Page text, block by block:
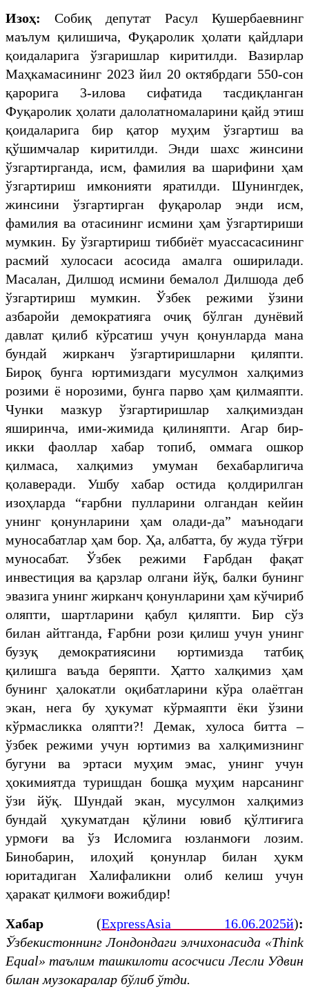
Изоҳ: Собиқ депутат Расул Кушербаевнинг
маълум қилишича, Фуқаролик ҳолати қайдлари
қоидаларига ўзгаришлар киритилди. Вазирлар
Маҳкамасининг 2023 йил 20 октябрдаги 550-сон
қарорига 3-илова сифатида тасдиқланган
Фуқаролик ҳолати далолатномаларини қайд этиш
қоидаларига бир қатор муҳим ўзгартиш ва
қўшимчалар киритилди. Энди шахс жинсини
ўзгартирганда, исм, фамилия ва шарифини ҳам
ўзгартириш имконияти яратилди. Шунингдек,
жинсини ўзгартирган фуқаролар энди исм,
фамилия ва отасининг исмини ҳам ўзгартириши
мумкин. Бу ўзгартириш тиббиёт муассасасининг
расмий хулосаси асосида амалга оширилади.
Масалан, Дилшод исмини бемалол Дилшода деб
ўзгартириш мумкин. Ўзбек режими ўзини
азбаройи демократияга очиқ бўлган дунёвий
давлат қилиб кўрсатиш учун қонунларда мана
бундай жирканч ўзгартиришларни қиляпти.
Бироқ бунга юртимиздаги мусулмон халқимиз
розими ё норозими, бунга парво ҳам қилмаяпти.
Чунки мазкур ўзгартиришлар халқимиздан
яширинча, ими-жимида қилиняпти. Агар бир-
икки фаоллар хабар топиб, оммага ошкор
қилмаса, халқимиз умуман бехабарлигича
қолаверади. Ушбу хабар остида қолдирилган
изоҳларда “ғарбни пулларини олгандан кейин
унинг қонунларини ҳам олади-да” маънодаги
муносабатлар ҳам бор. Ҳа, албатта, бу жуда тўғри
муносабат. Ўзбек режими Ғарбдан фақат
инвестиция ва қарзлар олгани йўқ, балки бунинг
эвазига унинг жирканч қонунларини ҳам кўчириб
оляпти, шартларини қабул қиляпти. Бир сўз
билан айтганда, Ғарбни рози қилиш учун унинг
бузуқ демократиясини юртимизда татбиқ
қилишга ваъда беряпти. Ҳатто халқимиз ҳам
бунинг ҳалокатли оқибатларини кўра олаётган
экан, нега бу ҳукумат кўрмаяпти ёки ўзини
кўрмасликка оляпти?! Демак, хулоса битта –
ўзбек режими учун юртимиз ва халқимизнинг
бугуни ва эртаси муҳим эмас, унинг учун
ҳокимиятда туришдан бошқа муҳим нарсанинг
ўзи йўқ. Шундай экан, мусулмон халқимиз
бундай ҳукуматдан қўлини ювиб қўлтиғига
урмоғи ва ўз Исломига юзланмоғи лозим.
Бинобарин, илоҳий қонунлар билан ҳукм
юритадиган Халифаликни олиб келиш учун
ҳаракат қилмоғи вожибдир!
Хабар (ExpressAsia 16.06.2025й):
Ўзбекистоннинг Лондондаги элчихонасида «Think
Equal» таълим ташкилоти асосчиси Лесли Удвин
билан музокаралар бўлиб ўтди.